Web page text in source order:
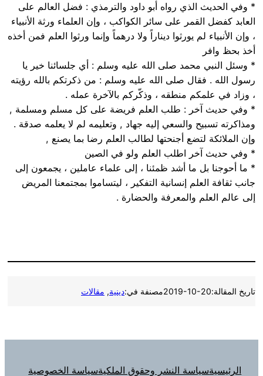
* وفي الحديث الذي رواه أبو داود والترمذي : فضل العالم على
العابد كفضل القمر على سائر الكواكب ، وإن العلماء ورثة الأنبياء
، وإن الأنبياء لم يورثوا ديناراً ولا درهماً وإنما ورثوا العلم فمن أخذه
أخذ بحظ وافر
* وسئل النبي محمد صلى الله عليه وسلم : أي جلسائنا خير يا
رسول الله . فقال صلى الله عليه وسلم : من ذكرتكم بالله رؤيته
، وزاد في علمكم منطقه ، وذكّركم بالآخرة عمله .
* وفي حديث آخر : طلب العلم فريضة على كل مسلم ومسلمة ,
ومذاكرته تسبيح والسعي إليه جهاد , وتعليمه لم لا يعلمه صدقة .
وإن الملائكة لتضع أجنحتها لطالب العلم رضا بما يصنع ,
* وفي حديث آخر اطلب العلم ولو في الصين
* ما أحوجنا بل ما أشد ظمئنا ، إلى علماء عاملين ، يجمعون إلى
جانب ثقافة العلم إنسانية التفكير ، ليتساموا بمجتمعنا المريض
إلى عالم العلم والمعرفة والحضارة .
تاريخ المقالة:2019-10-20مصنفة في:دينية, مقالات
الرئيسيةسياسة النشر وحقوق الملكيةسياسة الخصوصية